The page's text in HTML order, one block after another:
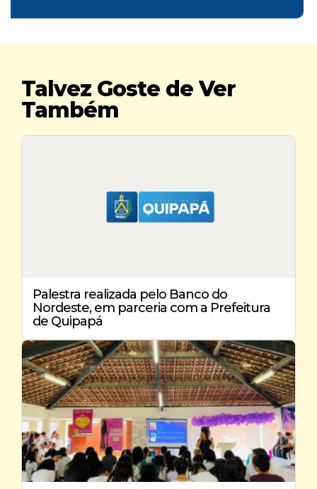
Talvez Goste de Ver
Também
Palestra realizada pelo Banco do
Nordeste, em parceria com a Prefeitura
de Quipapá